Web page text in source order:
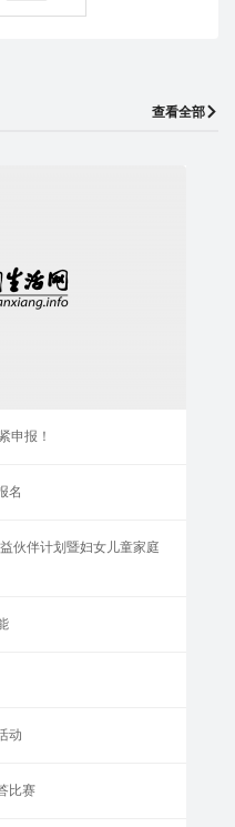
查看全部
申报！
名
伙伴计划暨妇女儿童家庭
动
比赛